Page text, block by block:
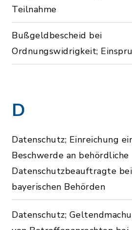
Teilnahme
Bußgeldbescheid bei
Ordnungswidrigkeit;
D
Datenschutz; Einreichung
Beschwerde an behördliche
Datenschutzbeauftragte bei
bayerischen Behörden
Datenschutz;